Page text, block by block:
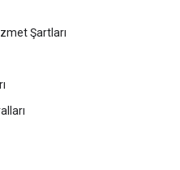
Şartları